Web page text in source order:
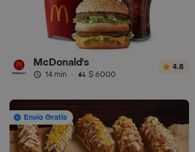
McDonald's
14 min · $ 6000
4.8
Envío Gratis